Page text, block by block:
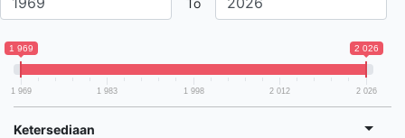
1 969 2 026
1 969 1 983 1 998 2 012 2 026
Ketersediaan